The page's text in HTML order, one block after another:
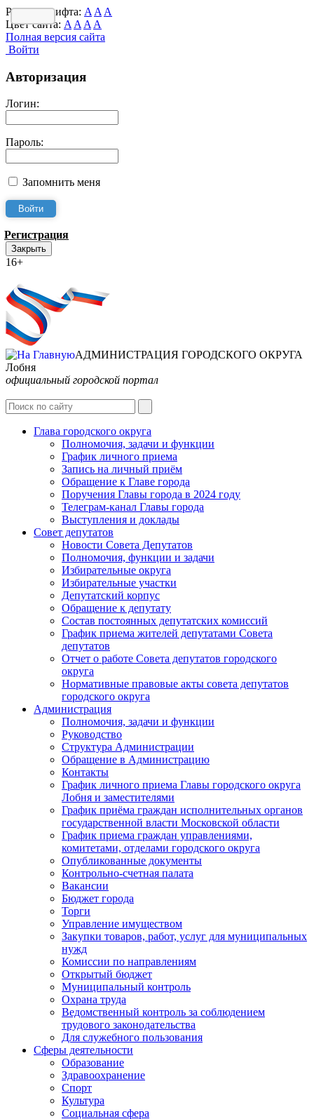
Размер шрифта: A A A
Цвет сайта: A A A A
Полная версия сайта
Войти
Авторизация
Логин:
Пароль:
Запомнить меня
Регистрация
Закрыть
16+
АДМИНИСТРАЦИЯ ГОРОДСКОГО ОКРУГА
Лобня
официальный городской портал
Глава городского округа
Полномочия, задачи и функции
График личного приема
Запись на личный приём
Обращение к Главе города
Поручения Главы города в 2024 году
Телеграм-канал Главы города
Выступления и доклады
Совет депутатов
Новости Совета Депутатов
Полномочия, функции и задачи
Избирательные округа
Избирательные участки
Депутатский корпус
Обращение к депутату
Состав постоянных депутатских комиссий
График приема жителей депутатами Совета
депутатов
Отчет о работе Совета депутатов городского
округа
Нормативные правовые акты совета депутатов
городского округа
Администрация
Полномочия, задачи и функции
Руководство
Структура Администрации
Обращение в Администрацию
Контакты
График личного приема Главы городского округа
Лобня и заместителями
График приёма граждан исполнительных органов
государственной власти Московской области
График приема граждан управлениями,
комитетами, отделами городского округа
Опубликованные документы
Контрольно-счетная палата
Вакансии
Бюджет города
Торги
Управление имуществом
Закупки товаров, работ, услуг для муниципальных
нужд
Комиссии по направлениям
Открытый бюджет
Муниципальный контроль
Охрана труда
Ведомственный контроль за соблюдением
трудового законодательства
Для служебного пользования
Сферы деятельности
Образование
Здравоохранение
Спорт
Культура
Социальная сфера